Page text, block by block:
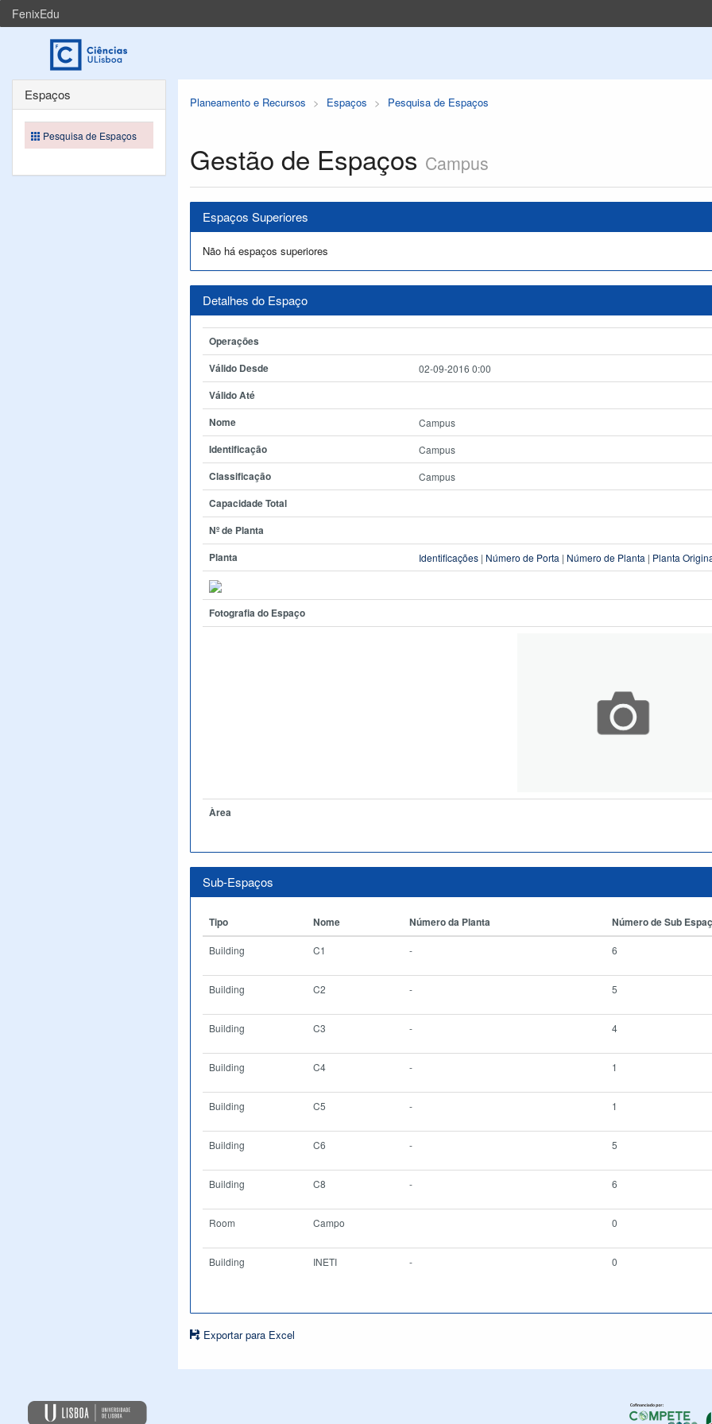
FenixEdu
Planeamento e Recursos Espaços Pesquisa de Espaços
Gestão de Espaços Campus
Espaços Superiores
Não há espaços superiores
Detalhes do Espaço
Operações
Válido Desde
02-09-2016 0:00
Válido Até
Nome
Campus
Identificação Campus
Classificação Campus
Capacidade Total
Nº de Planta
Planta
Identificações | Número de Porta | Número de Planta | Planta
Fotografia do Espaço
Àrea
Sub-Espaços
Tipo Nome Número da Planta Número de Sub
Building C1 - 6
Building C2 - 5
Building C3 - 4
Building C4 - 1
Building C5 - 1
Building C6 - 5
Building C8 - 6
Room Campo 0
Building INETI - 0
Exportar para Excel
Espaços
Pesquisa de Espaços